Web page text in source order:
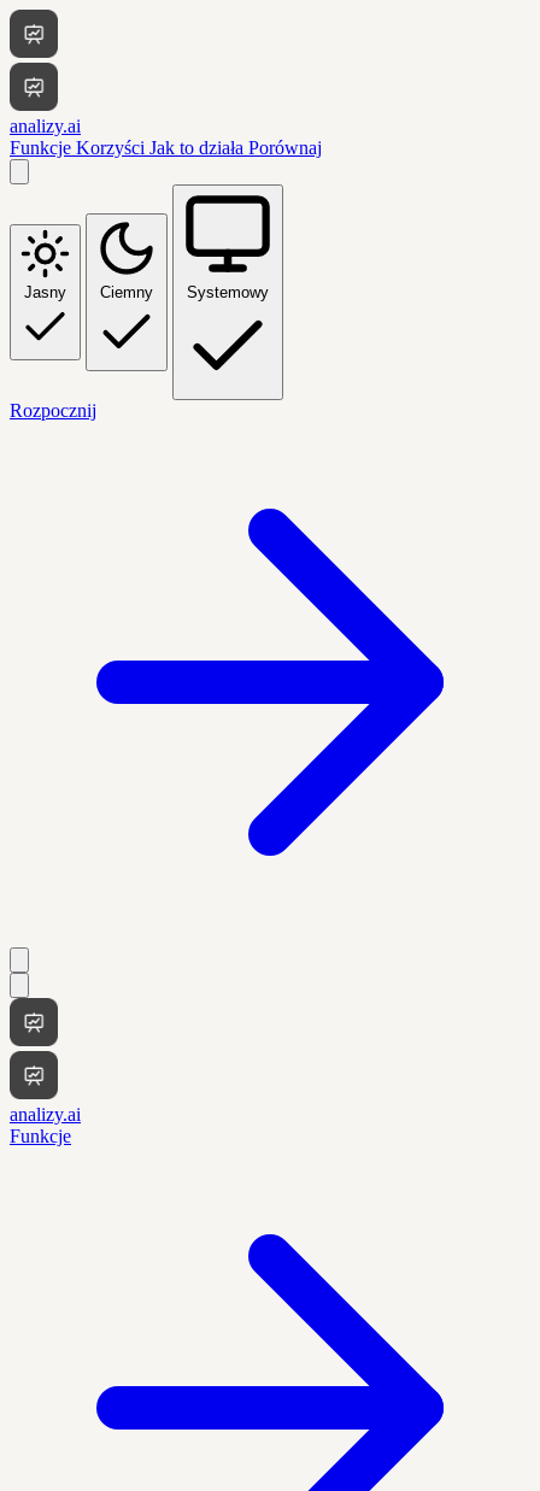
analizy.ai
Funkcje Korzyści Jak to działa Porównaj
Jasny Ciemny Systemowy
Rozpocznij
analizy.ai
Funkcje